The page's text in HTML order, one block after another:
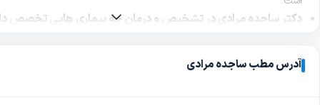
دکتر ساجده مرادی در تشخیص و درمان چه بیماری هایی تخصص
لجبازی و....)، کودکان با نیاز ویژه و تاخیر رشد، فرزندپروری و والدگری، مهارت های
آدرس مطب دکتر ساجده مرادی کجا است؟
آدرس مطب ساجده مرادی